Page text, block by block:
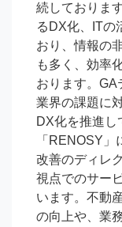
続しておりま
るDX化、ITの
おり、情報の
も多く、効率
おります。GA
業界の課題に
DX化を推進し
「RENOSY」
改善のディレ
視点でのサー
います。不動
の向上や、業